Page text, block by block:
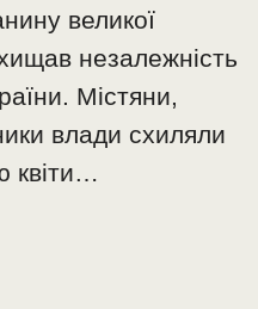
великої
незалежність
Містяни,
влади схиляли
квіти…